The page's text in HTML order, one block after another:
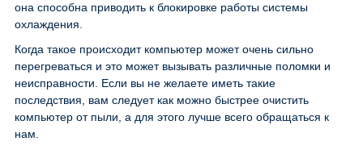
она способна приводить к блокировке работы системы
охлаждения.
Когда такое происходит компьютер может очень сильно
перегреваться и это может вызывать различные поломки и
неисправности. Если вы не желаете иметь такие
последствия, вам следует как можно быстрее очистить
компьютер от пыли, а для этого лучше всего обращаться к
нам.